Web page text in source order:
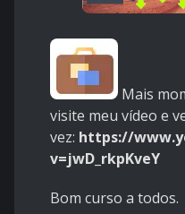
Mais
visite meu vídeo e
vez: https://
v=jwD_rkpKveY
Bom curso a todos.